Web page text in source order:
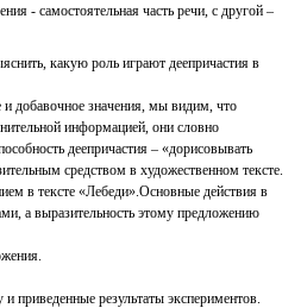
- самостоятельная часть речи, с другой –
какую роль играют деепричастия в
добавочное значения, мы видим, что
информацией, они словно
деепричастия – «дорисовывать
средством в художественном тексте.
в тексте «Лебеди».Основные действия в
а выразительность этому предложению
приведенные результаты экспериментов.